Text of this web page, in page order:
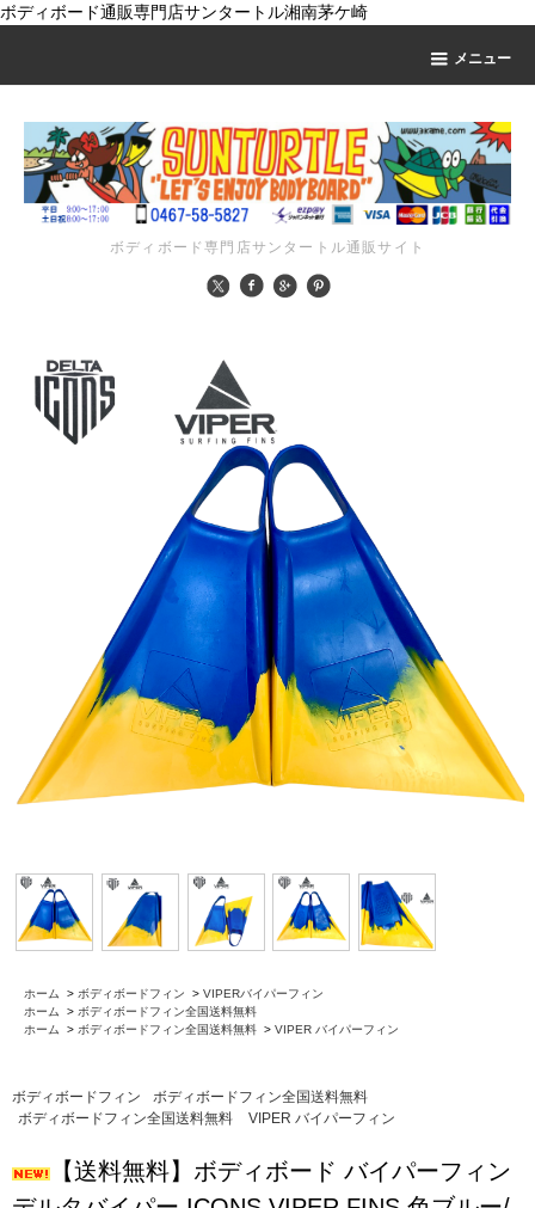
ボディボード通販専門店サンタートル湘南茅ケ崎
メニュー
ボディボード専門店サンタートル通販サイト
ホーム > ボディボードフィン > VIPERバイパーフィン
ホーム
> ボディボードフィン全国送料無料
ホーム
> ボディボードフィン全国送料無料 > VIPER バイパーフィン
ボディボードフィン
ボディボードフィン全国送料無料
ボディボードフィン全国送料無料
VIPER バイパーフィン
【送料無料】ボディボード バイパーフィン